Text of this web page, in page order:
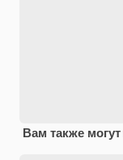
Вам также